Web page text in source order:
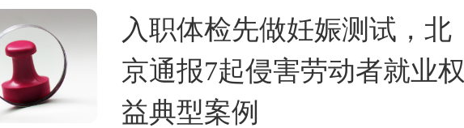
入职体检先做妊娠测试，北
京通报7起侵害劳动者就业权
益典型案例